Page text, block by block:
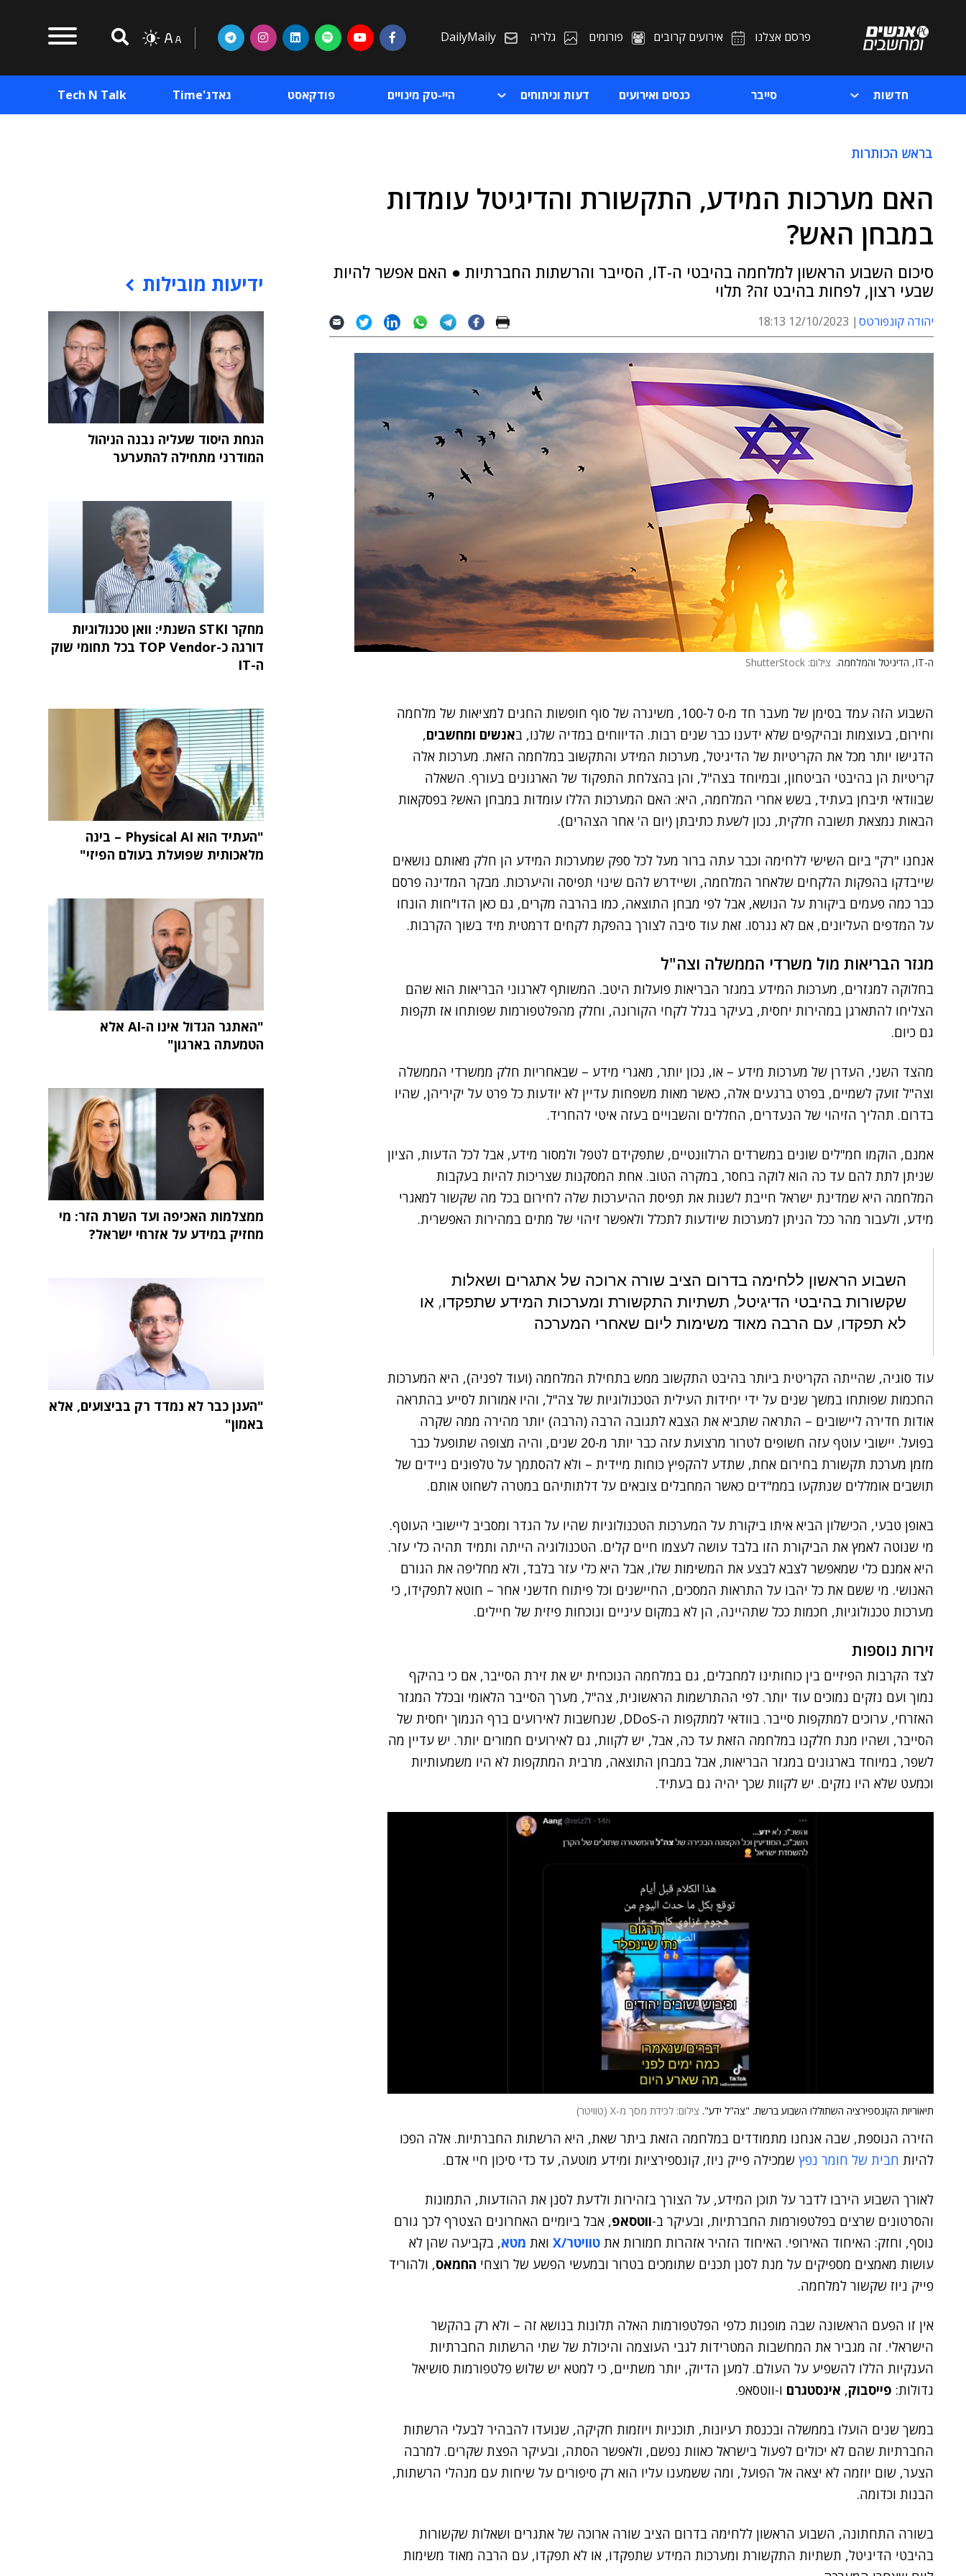
פרסם אצלנו אירועים קרובים פורומים גלריה DailyMaily
חדשות סייבר כנסים ואירועים דעות וניתוחים היי-טק מינויים פודקאסט גאדג'Time Tech N Talk
בראש הכותרות
האם מערכות המידע, התקשורת והדיגיטל עומדות
במבחן האש?
סיכום השבוע הראשון למלחמה בהיבטי ה-IT, הסייבר והרשתות החברתיות ● האם אפשר להיות
שבעי רצון, לפחות בהיבט זה? תלוי
יהודה קונפורטס 12/10/2023 18:13
ה-IT, הדיגיטל והמלחמה. צילום: ShutterStock
השבוע הזה עמד בסימן של מעבר חד מ-0 ל-100, משיגרה של סוף חופשות החגים למציאות של מלחמה
וחירום, בעוצמות ובהיקפים שלא ידענו כבר שנים רבות. הדיווחים במדיה שלנו, באנשים ומחשבים,
הדגישו יותר מכל את הקריטיות של הדיגיטל, מערכות המידע והתקשוב במלחמה הזאת. מערכות אלה
קריטיות הן בהיבטי הביטחון, ובמיוחד בצה"ל, והן בהצלחת התפקוד של הארגונים בעורף. השאלה
שבוודאי תיבחן בעתיד, בשש אחרי המלחמה, היא: האם המערכות הללו עומדות במבחן האש? בפסקאות
הבאות נמצאת תשובה חלקית, נכון לשעת כתיבתן (יום ה' אחר הצהרים).
אנחנו "רק" ביום השישי ללחימה וכבר עתה ברור מעל לכל ספק שמערכות המידע הן חלק מאותם נושאים
שייבדקו בהפקות הלקחים שלאחר המלחמה, ושיידרש להם שינוי תפיסה והיערכות. מבקר המדינה פרסם
כבר כמה פעמים ביקורת על הנושא, אבל לפי מבחן התוצאה, כמו בהרבה מקרים, גם כאן הדו"חות הונחו
על המדפים העליונים, אם לא נגרסו. זאת עוד סיבה לצורך בהפקת לקחים דרמטית מיד בשוך הקרבות.
מגזר הבריאות מול משרדי הממשלה וצה"ל
בחלוקה למגזרים, מערכות המידע במגזר הבריאות פועלות היטב. המשותף לארגוני הבריאות הוא שהם
הצליחו להתארגן במהירות יחסית, בעיקר בגלל לקחי הקורונה, וחלק מהפלטפורמות שפותחו אז תקפות
גם כיום.
מהצד השני, העדרן של מערכות מידע – או, נכון יותר, מאגרי מידע – שבאחריות חלק ממשרדי הממשלה
וצה"ל זועק לשמיים, בפרט ברגעים אלה, כאשר מאות משפחות עדיין לא יודעות כל פרט על יקיריהן, שהיו
בדרום. תהליך הזיהוי של הנעדרים, החללים והשבויים בעזה איטי להחריד.
אמנם, הוקמו חמ"לים שונים במשרדים הרלוונטיים, שתפקידם לטפל ולמסור מידע, אבל לכל הדעות, הציון
שניתן לתת להם עד כה הוא לוקה בחסר, במקרה הטוב. אחת המסקנות שצריכות להיות בעקבות
המלחמה היא שמדינת ישראל חייבת לשנות את תפיסת ההיערכות שלה לחירום בכל מה שקשור למאגרי
מידע, ולעבור מהר ככל הניתן למערכות שיודעות לתכלל ולאפשר זיהוי של מתים במהירות האפשרית.
השבוע הראשון ללחימה בדרום הציב שורה ארוכה של אתגרים ושאלות
שקשורות בהיבטי הדיגיטל, תשתיות התקשורת ומערכות המידע שתפקדו, או
לא תפקדו, עם הרבה מאוד משימות ליום שאחרי המערכה
עוד סוגיה, שהייתה הקריטית ביותר בהיבט התקשוב ממש בתחילת המלחמה (ועוד לפניה), היא המערכות
החכמות שפותחו במשך שנים על ידי יחידות העילית הטכנולוגיות של צה"ל, והיו אמורות לסייע בהתראה
אודות חדירה ליישובים – התראה שתביא את הצבא לתגובה הרבה (הרבה) יותר מהירה ממה שקרה
בפועל. יישובי עוטף עזה חשופים לטרור מרצועת עזה כבר יותר מ-20 שנים, והיה מצופה שתופעל כבר
מזמן מערכת תקשורת בחירום אחת, שתדע להקפיץ כוחות מיידית – ולא להסתמך על טלפונים ניידים של
תושבים אומללים שנתקעו בממ"דים כאשר המחבלים צובאים על דלתותיהם במטרה לשחוט אותם.
באופן טבעי, הכישלון הביא איתו ביקורת על המערכות הטכנולוגיות שהיו על הגדר ומסביב ליישובי העוטף.
מי שנוטה לאמץ את הביקורת הזו בלבד עושה לעצמו חיים קלים. הטכנולוגיה הייתה ותמיד תהיה כלי עזר.
היא אמנם כלי שמאפשר לצבא לבצע את המשימות שלו, אבל היא כלי עזר בלבד, ולא מחליפה את הגורם
האנושי. מי ששם את כל יהבו על התראות המסכים, החיישנים וכל פיתוח חדשני אחר – חוטא לתפקידו, כי
מערכות טכנולוגיות, חכמות ככל שתהיינה, הן לא במקום עיניים ונוכחות פיזית של חיילים.
זירות נוספות
לצד הקרבות הפיזיים בין כוחותינו למחבלים, גם במלחמה הנוכחית יש את זירת הסייבר, אם כי בהיקף
נמוך ועם נזקים נמוכים עוד יותר. לפי ההתרשמות הראשונית, צה"ל, מערך הסייבר הלאומי ובכלל המגזר
האזרחי, ערוכים למתקפות סייבר. בוודאי למתקפות ה-DDoS, שנחשבות לאירועים ברף הנמוך יחסית של
הסייבר, ושהיו מנת חלקנו במלחמה הזאת עד כה, אבל, יש לקוות, גם לאירועים חמורים יותר. יש עדיין מה
לשפר, במיוחד בארגונים במגזר הבריאות, אבל במבחן התוצאה, מרבית המתקפות לא היו משמעותיות
וכמעט שלא היו נזקים. יש לקוות שכך יהיה גם בעתיד.
תיאוריות הקונספירציה השתוללו השבוע ברשת. "צה"ל ידע". צילום: לכידת מסך מ-X (טוויטר)
הזירה הנוספת, שבה אנחנו מתמודדים במלחמה הזאת ביתר שאת, היא הרשתות החברתיות. אלה הפכו
להיות חבית של חומר נפץ שמכילה פייק ניוז, קונספירציות ומידע מוטעה, עד כדי סיכון חיי אדם.
לאורך השבוע הירבו לדבר על תוכן המידע, על הצורך בזהירות ולדעת לסנן את ההודעות, התמונות
והסרטונים שרצים בפלטפורמות החברתיות, ובעיקר ב-ווטסאפ, אבל ביומיים האחרונים הצטרף לכך גורם
נוסף, וחזק: האיחוד האירופי. האיחוד הזהיר אזהרות חמורות את טוויטר/X ואת מטא, בקביעה שהן לא
עושות מאמצים מספיקים על מנת לסנן תכנים שתומכים בטרור ובמעשי הפשע של רוצחי החמאס, ולהוריד
פייק ניוז שקשור למלחמה.
אין זו הפעם הראשונה שבה מופנות כלפי הפלטפורמות האלה תלונות בנושא זה – ולא רק בהקשר
הישראלי. זה מגביר את המחשבות המטרידות לגבי העוצמה והיכולת של שתי הרשתות החברתיות
הענקיות הללו להשפיע על העולם. למען הדיוק, יותר משתיים, כי למטא יש שלוש פלטפורמות סושיאל
גדולות: פייסבוק, אינסטגרם ו-ווטסאפ.
במשך שנים הועלו בממשלה ובכנסת רעיונות, תוכניות ויוזמות חקיקה, שנועדו להבהיר לבעלי הרשתות
החברתיות שהם לא יכולים לפעול בישראל כאוות נפשם, ולאפשר הסתה, ובעיקר הפצת שקרים. למרבה
הצער, שום יוזמה לא יצאה אל הפועל, ומה ששמענו עליו הוא רק סיפורים על שיחות עם מנהלי הרשתות,
הבנות וכדומה.
בשורה התחתונה, השבוע הראשון ללחימה בדרום הציב שורה ארוכה של אתגרים ושאלות שקשורות
בהיבטי הדיגיטל, תשתיות התקשורת ומערכות המידע שתפקדו, או לא תפקדו, עם הרבה מאוד משימות
ידיעות מובילות
הנחת היסוד שעליה נבנה הניהול
המודרני מתחילה להתערער
מחקר STKI השנתי: וואן טכנולוגיות
דורגה כ-TOP Vendor בכל תחומי שוק
ה-IT
"העתיד הוא Physical AI – בינה
מלאכותית שפועלת בעולם הפיזי"
"האתגר הגדול אינו ה-AI אלא
הטמעתה בארגון"
ממצלמות האכיפה ועד השרת הזר: מי
מחזיק במידע על אזרחי ישראל?
"הענן כבר לא נמדד רק בביצועים, אלא
באמון"